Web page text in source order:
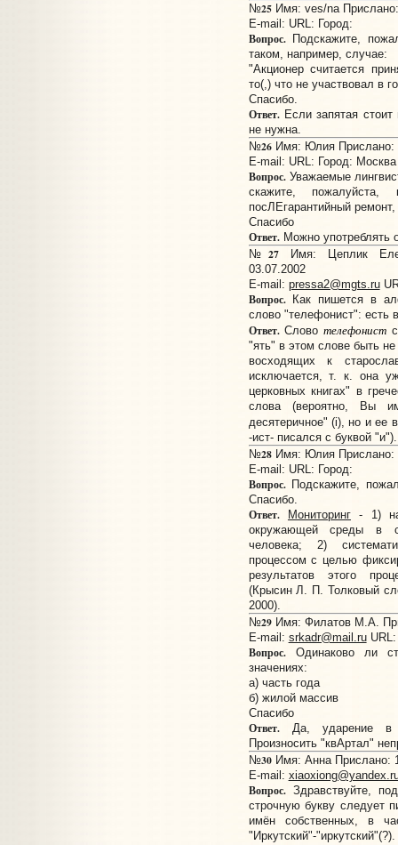
№25Имя: ves/na
E-mail: URL: Город:
Вопрос.Подскажите,
таком, например, случае:
"Акционер считается
то(,) что не участвовал в
Спасибо.
Ответ.Если запятая стоит
не нужна.
№26Имя: Юлия Прислано:
E-mail: URL: Город: Москва
Вопрос.Уважаемые
скажите,
посЛЕгарантийный
Спасибо
Ответ.Можно употреблять
№27 Имя: Цеплик
03.07.2002
E-mail: pressa2@mgts.ru
Вопрос.Как пишется в
слово "телефонист": есть
Ответ.Слово телефонист
"ять" в этом слове быть
восходящих к
исключается, т. к. она
церковных книгах" в
слова (вероятно, Вы
десятеричное" (i), но и ее
-ист- писался с буквой "и").
№28Имя: Юлия Прислано:
E-mail: URL: Город:
Вопрос.Подскажите,
Спасибо.
Ответ. Мониторинг- 1)
окружающей среды в
человека; 2)
процессом с целью
результатов этого
(Крысин Л. П. Толковый
2000).
№29Имя: Филатов М.А.
E-mail: srkadr@mail.ru
Вопрос.Одинаково ли
значениях:
а) часть года
б) жилой массив
Спасибо
Ответ.Да, ударение в
Произносить "квАртал"
№30Имя: Анна Прислано:
E-mail:
Вопрос.Здравствуйте,
строчную букву следует
имён собственных, в
"Иркутский"-"иркутский"(?).